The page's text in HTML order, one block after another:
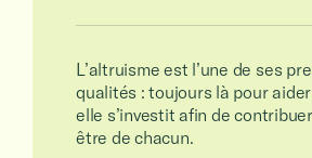
L’altruisme est l’une de ses
qualités : toujours là pour
elle s’investit afin de
être de chacun.